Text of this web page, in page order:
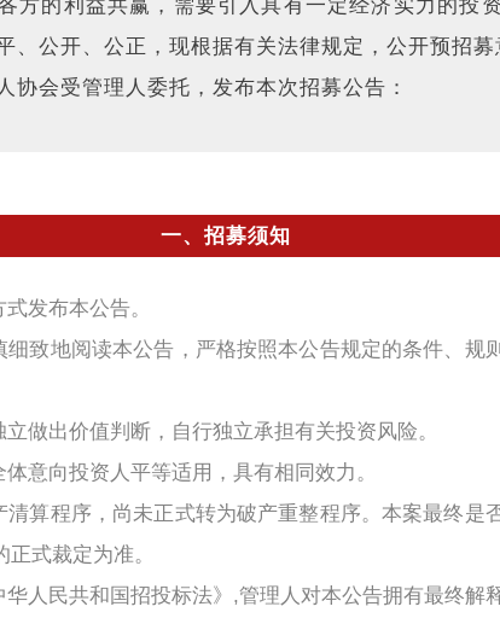
方的利益共赢，需要引入具有一定经济实力的投
、公开、公正，现根据有关法律规定，公开预招募
协会受管理人委托，发布本次招募公告：
一、招募须知
发布本公告。
细致地阅读本公告，严格按照本公告规定的条件、规
做出价值判断，自行独立承担有关投资风险。
意向投资人平等适用，具有相同效力。
清算程序，尚未正式转为破产重整程序。本案最终是
式裁定为准。
人民共和国招投标法》,管理人对本公告拥有最终解释